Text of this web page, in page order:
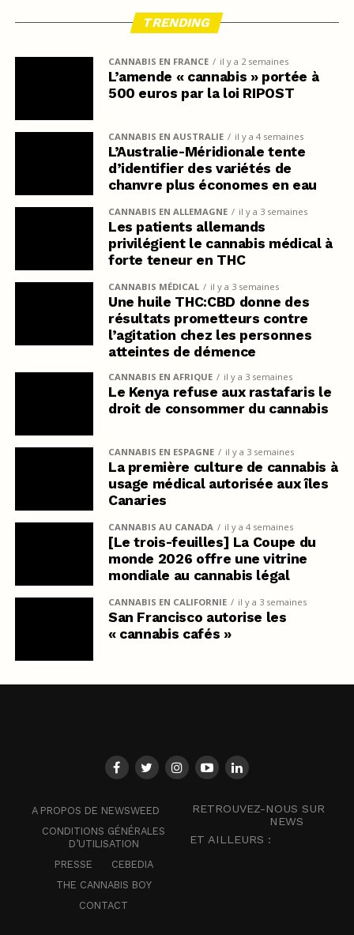
TRENDING
CANNABIS EN FRANCE il y a 2 semaines
L’amende « cannabis » portée à
500 euros par la loi RIPOST
CANNABIS EN AUSTRALIE il y a 4 semaines
L’Australie-Méridionale tente
d’identifier des variétés de
chanvre plus économes en eau
CANNABIS EN ALLEMAGNE il y a 3 semaines
Les patients allemands
privilégient le cannabis médical à
forte teneur en THC
CANNABIS MÉDICAL il y a 3 semaines
Une huile THC:CBD donne des
résultats prometteurs contre
l’agitation chez les personnes
atteintes de démence
CANNABIS EN AFRIQUE il y a 3 semaines
Le Kenya refuse aux rastafaris le
droit de consommer du cannabis
CANNABIS EN ESPAGNE il y a 3 semaines
La première culture de cannabis à
usage médical autorisée aux îles
Canaries
CANNABIS AU CANADA il y a 4 semaines
[Le trois-feuilles] La Coupe du
monde 2026 offre une vitrine
mondiale au cannabis légal
CANNABIS EN CALIFORNIE il y a 3 semaines
San Francisco autorise les
« cannabis cafés »
A PROPOS DE NEWSWEED
CONDITIONS GÉNÉRALES
D’UTILISATION
PRESSE
CEBEDIA
THE CANNABIS BOY
CONTACT
RETROUVEZ-NOUS SUR
NEWS
ET AILLEURS :